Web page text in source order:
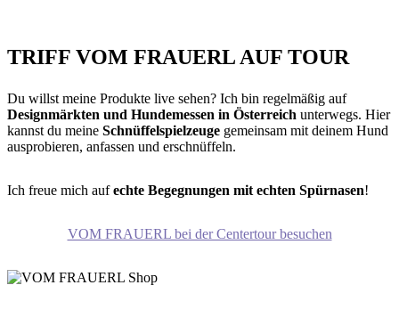
TRIFF VOM FRAUERL AUF TOUR
Du willst meine Produkte live sehen? Ich bin regelmäßig auf
Designmärkten und Hundemessen in Österreich unterwegs. Hier
kannst du meine Schnüffelspielzeuge gemeinsam mit deinem Hund
ausprobieren, anfassen und erschnüffeln.
Ich freue mich aufechte Begegnungen mit echten Spürnasen!
VOM FRAUERL bei der Centertour besuchen